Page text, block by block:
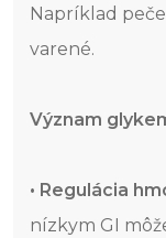
Napríklad
varené.
Význam
• Regulácia
nízkym GI